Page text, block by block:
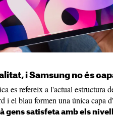
i Samsung no és
es refereix a l'actual estructura
i el blau formen una única capa
gens satisfeta amb els